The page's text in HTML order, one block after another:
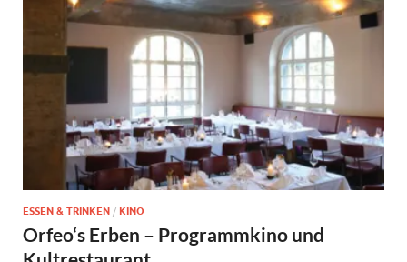
ESSEN & TRINKEN / KINO
Orfeo‘s Erben – Programmkino und